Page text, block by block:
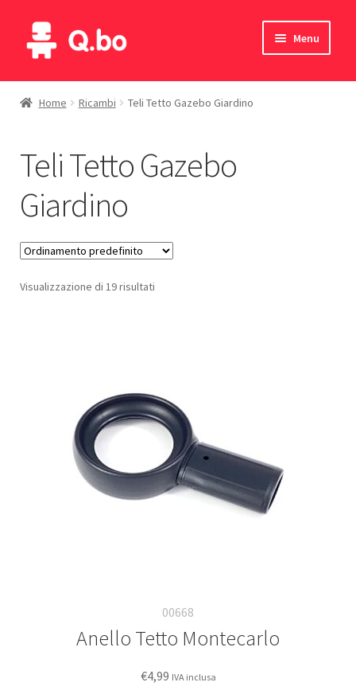
Vai
alla
Vai
al
Menu
Home
Prodotti
Catalogo
Contatti
Il mio account
Home Ricambi Teli Tetto Gazebo Giardino
Teli Tetto Gazebo
Giardino
Visualizzazione di 19 risultati
00668
Anello Tetto Montecarlo
€4,99 IVA inclusa